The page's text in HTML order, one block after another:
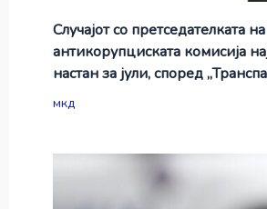
Случајот со претседателката на
антикорупциската комисија
настан за јули, според
мкд